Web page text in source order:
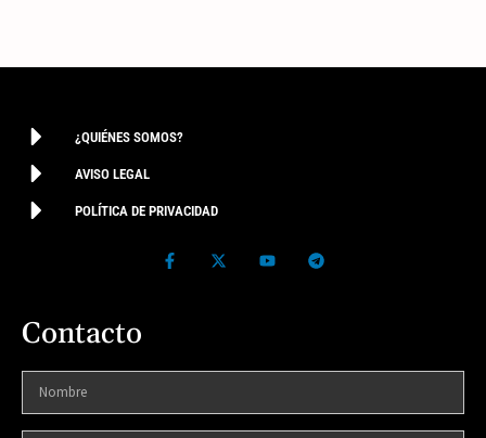
¿QUIÉNES SOMOS?
AVISO LEGAL
POLÍTICA DE PRIVACIDAD
Contacto